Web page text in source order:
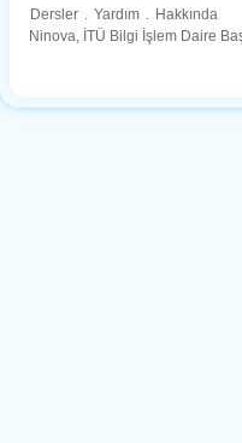
Dersler . Yardım . Hakkında
Ninova, İTÜ Bilgi İşlem Daire